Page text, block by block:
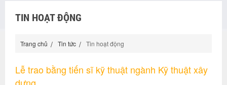
TIN HOẠT ĐỘNG
Trang chủ Tin tức Tin hoạt động
Lễ trao bằng tiến sĩ kỹ thuật ngành Kỹ thuật xây